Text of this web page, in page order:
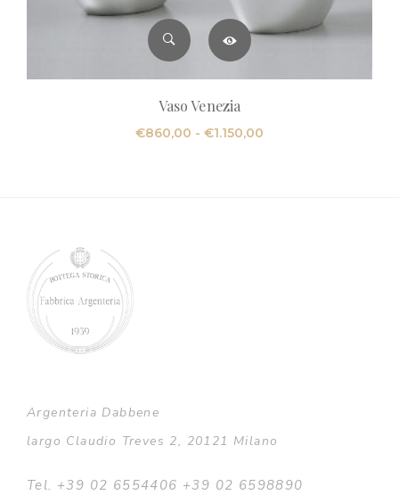
Vaso Venezia
€860,00 - €1.150,00
Argenteria Dabbene
largo Claudio Treves 2, 20121 Milano
Tel. +39 02 6554406 +39 02 6598890